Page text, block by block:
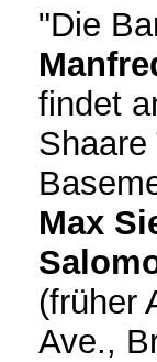
"Die
findet
Max
(früher
Ave.,